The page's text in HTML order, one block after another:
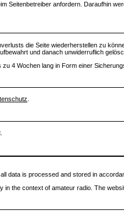
Seitenbetreiber anfordern. Daraufhin
die Seite wiederherstellen zu
und danach unwiderruflich
4 Wochen lang in Form einer
data is processed and stored in
the context of amateur radio. The